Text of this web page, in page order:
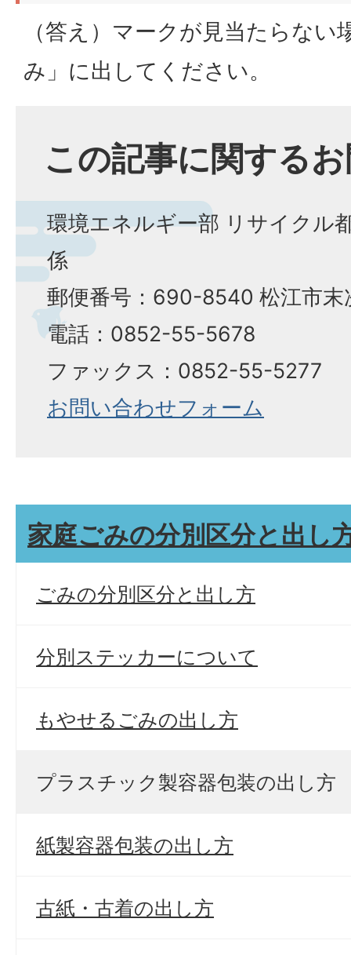
（答え）マークが見当たらな
み」に出してください。
この記事に関する
環境エネルギー部 リサイクル
係
郵便番号：690-8540 松江市末
電話：0852-55-5678
ファックス：0852-55-5277
お問い合わせフォーム
家庭ごみの分別区分と出し
ごみの分別区分と出し方
分別ステッカーについて
もやせるごみの出し方
プラスチック製容器包装の出し方
紙製容器包装の出し方
古紙・古着の出し方